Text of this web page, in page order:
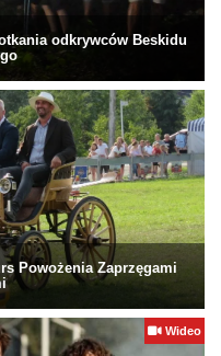
odkrywców Beskidu
Powożenia Zaprzęgami
Wideo